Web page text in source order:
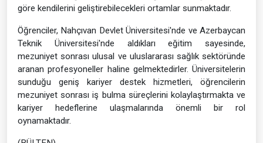
göre kendilerini geliştirebilecekleri ortamlar sunmaktadır.
Öğrenciler, Nahçıvan Devlet Üniversitesi'nde ve Azerbaycan
Teknik Üniversitesi'nde aldıkları eğitim sayesinde,
mezuniyet sonrası ulusal ve uluslararası sağlık sektöründe
aranan profesyoneller haline gelmektedirler. Üniversitelerin
sunduğu geniş kariyer destek hizmetleri, öğrencilerin
mezuniyet sonrası iş bulma süreçlerini kolaylaştırmakta ve
kariyer hedeflerine ulaşmalarında önemli bir rol
oynamaktadır.